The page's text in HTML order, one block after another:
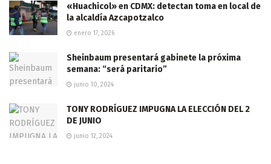
«Huachicol» en CDMX: detectan toma en local de
la alcaldía Azcapotzalco
enero 17, 2026
Sheinbaum presentará gabinete la próxima
semana: “será paritario”
junio 10, 2024
TONY RODRÍGUEZ IMPUGNA LA ELECCIÓN DEL 2
DE JUNIO
junio 12, 2024